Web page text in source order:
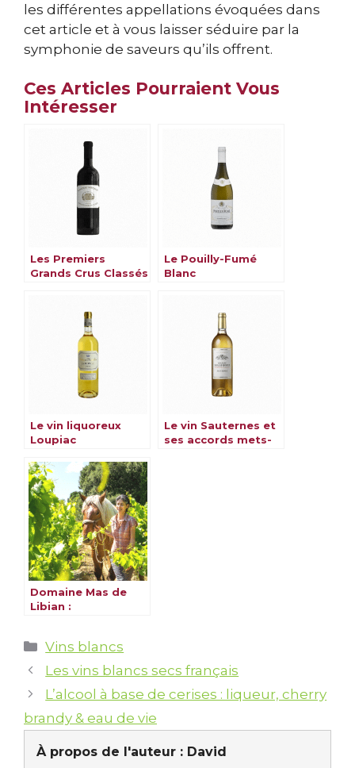
les différentes appellations évoquées dans
cet article et à vous laisser séduire par la
symphonie de saveurs qu’ils offrent.
Ces Articles Pourraient Vous
Intéresser
Les Premiers
Grands Crus Classés
Le Pouilly-Fumé
Blanc
Le vin liquoreux
Loupiac
Le vin Sauternes et
ses accords mets-
Domaine Mas de
Libian :
Ardèche
Catégories
Vins blancs
Les vins blancs secs français
L’alcool à base de cerises : liqueur, cherry
brandy & eau de vie
À propos de l'auteur : David